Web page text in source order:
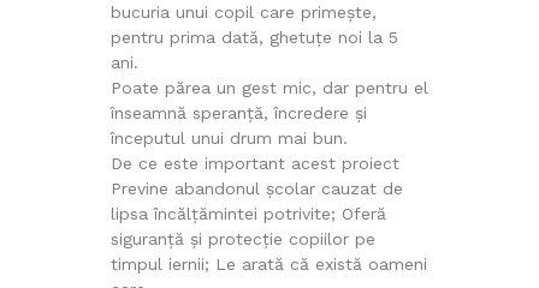
bucuria unui copil care primește,
pentru prima dată, ghetuțe noi la 5
ani.
Poate părea un gest mic, dar pentru el
înseamnă speranță, încredere și
începutul unui drum mai bun.
De ce este important acest proiect
Previne abandonul școlar cauzat de
lipsa încălțămintei potrivite; Oferă
siguranță și protecție copiilor pe
timpul iernii; Le arată că există oameni